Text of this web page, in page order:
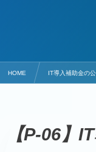
HOME IT導入補助金の
【P-06】